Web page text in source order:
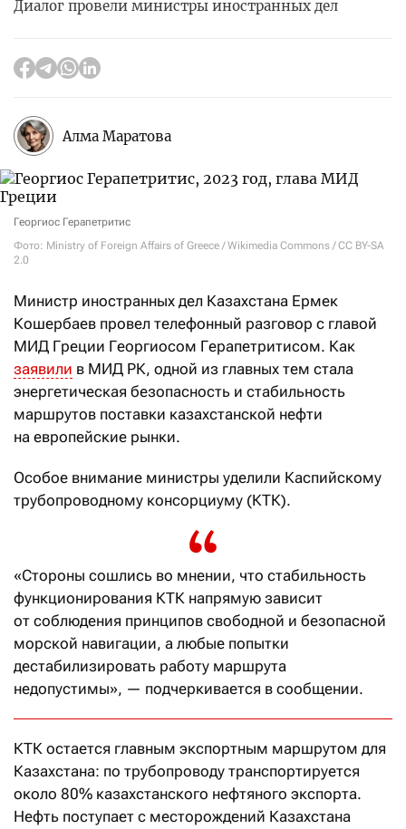
Диалог провели министры иностранных дел
Алма Маратова
Георгиос Герапетритис
Фото: Ministry of Foreign Affairs of Greece / Wikimedia Commons / CC BY-SA
2.0
Министр иностранных дел Казахстана Ермек
Кошербаев провел телефонный разговор с главой
МИД Греции Георгиосом Герапетритисом. Как
заявили в МИД РК, одной из главных тем стала
энергетическая безопасность и стабильность
маршрутов поставки казахстанской нефти
на европейские рынки.
Особое внимание министры уделили Каспийскому
трубопроводному консорциуму (КТК).
«Стороны сошлись во мнении, что стабильность
функционирования КТК напрямую зависит
от соблюдения принципов свободной и безопасной
морской навигации, а любые попытки
дестабилизировать работу маршрута
недопустимы», — подчеркивается в сообщении.
КТК остается главным экспортным маршрутом для
Казахстана: по трубопроводу транспортируется
около 80% казахстанского нефтяного экспорта.
Нефть поступает с месторождений Казахстана